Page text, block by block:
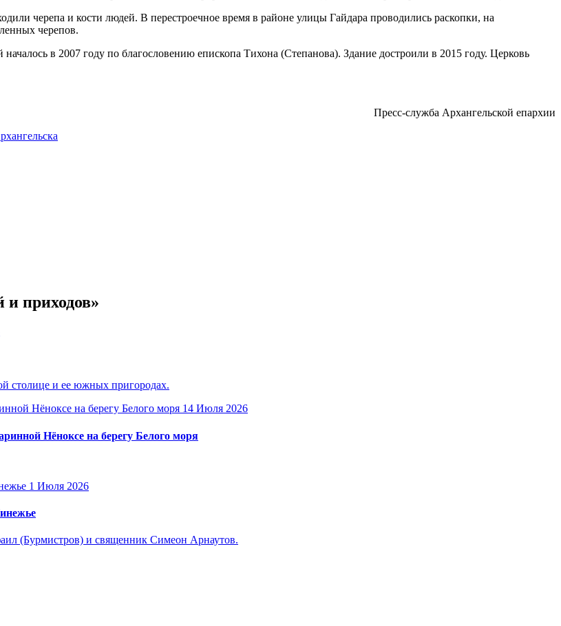
черепа и кости людей. В перестроечное время в районе улицы Гайдара проводились раскопки, на
черепов.
в 2007 году по благословению епископа Тихона (Степанова). Здание достроили в 2015 году. Церковь
Пресс-служба Архангельской епархии
и приходов»
столице и ее южных пригородах.
14 Июля 2026
Нёноксе на берегу Белого моря
1 Июля 2026
(Бурмистров) и священник Симеон Арнаутов.